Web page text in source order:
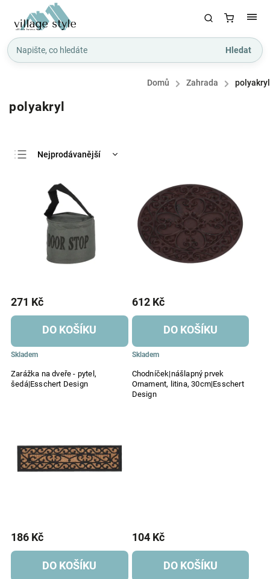
Hledat
Domů / Zahrada / polyakryl
polyakryl
Nejprodávanější
Nejdražší
Abecedně
Zarážka na dveře - pytel,
šedá|Esschert Design
Skladem
271 Kč
DO KOŠÍKU
Chodníček|nášlapný prvek
Ornament, litina, 30cm|Esschert
Design
Skladem
612 Kč
DO KOŠÍKU
186 Kč
DO KOŠÍKU
104 Kč
DO KOŠÍKU